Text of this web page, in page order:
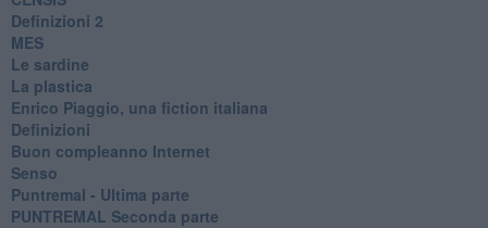
​Definizioni 2
MES
Le sardine
La plastica
​Enrico Piaggio, una fiction italiana
Definizioni
​Buon compleanno Internet
Senso
Puntremal - Ultima parte
PUNTREMAL Seconda parte